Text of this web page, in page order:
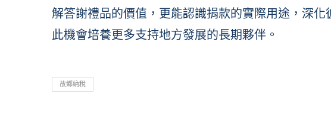
解答謝禮品的價值，更能認識捐款的實際用途，深
此機會培養更多支持地方發展的長期夥伴。
故鄉納稅